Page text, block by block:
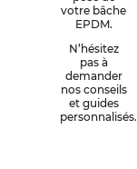
votre bâche
EPDM.
N’hésitez
pas à
demander
nos conseils
et guides
personnalisés.